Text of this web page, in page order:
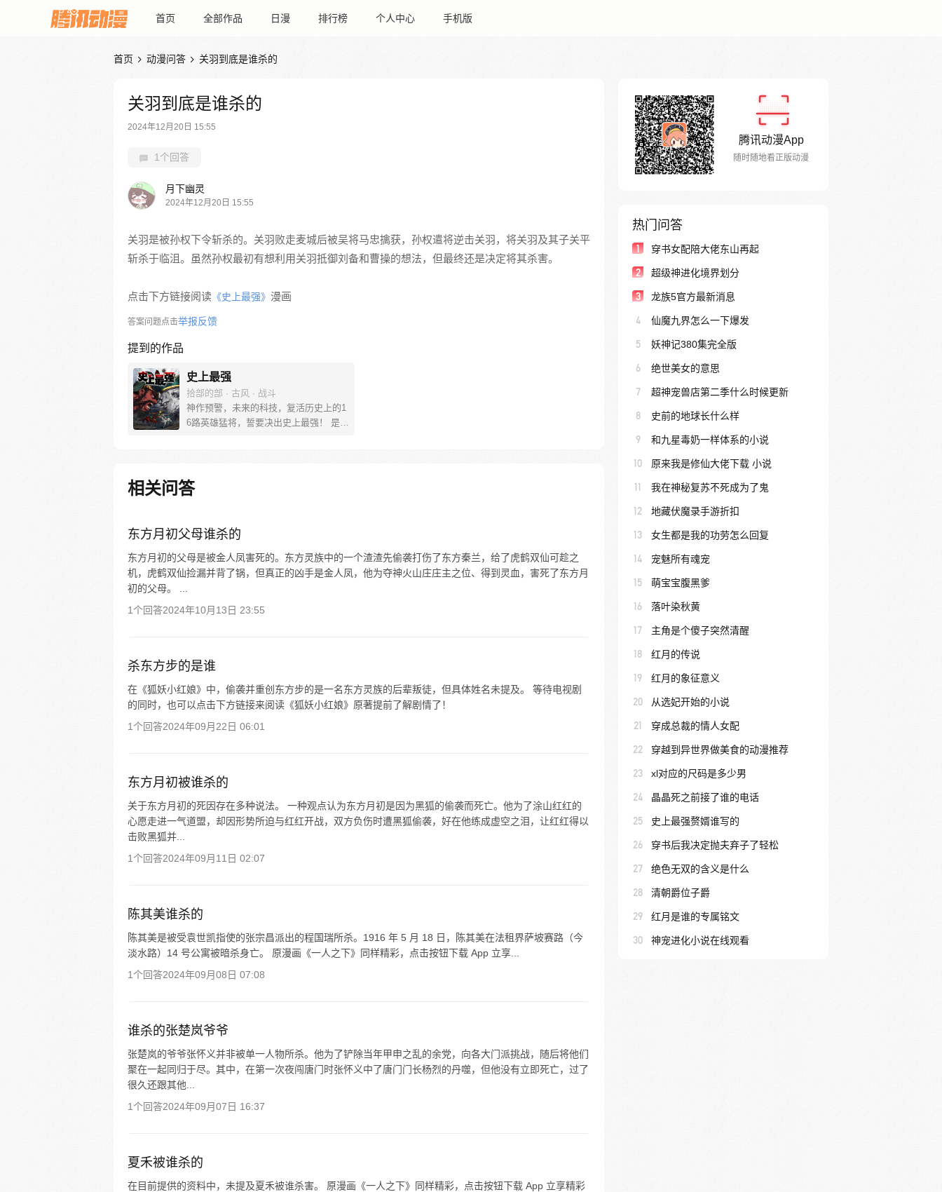
首页 全部作品 日漫 排行榜 个人中心 手机版
首页  动漫问答  关羽到底是谁杀的
关羽到底是谁杀的
2024年12月20日 15:55
1个回答
月下幽灵
2024年12月20日 15:55
关羽是被孙权下令斩杀的。关羽败走麦城后被吴将马忠擒获，孙权遣将逆击关羽，将关羽及其子关平
斩杀于临沮。虽然孙权最初有想利用关羽抵御刘备和曹操的想法，但最终还是决定将其杀害。
点击下方链接阅读 《史上最强》 漫画
答案问题点击举报反馈
提到的作品
史上最强
拾部的部 · 古风 · 战斗
神作预警，未来的科技，复活历史上的1
6路英雄猛将，誓要决出史上最强！ 是武
相关问答
东方月初父母谁杀的
东方月初的父母是被金人凤害死的。东方灵族中的一个渣渣先偷袭打伤了东方秦兰，给了虎鹤双仙可趁之
机，虎鹤双仙捡漏并背了锅，但真正的凶手是金人凤，他为夺神火山庄庄主之位、得到灵血，害死了东方月
初的父母。 ...
1个回答2024年10月13日 23:55
杀东方步的是谁
在《狐妖小红娘》中，偷袭并重创东方步的是一名东方灵族的后辈叛徒，但具体姓名未提及。 等待电视剧
的同时，也可以点击下方链接来阅读《狐妖小红娘》原著提前了解剧情了！
1个回答2024年09月22日 06:01
东方月初被谁杀的
关于东方月初的死因存在多种说法。 一种观点认为东方月初是因为黑狐的偷袭而死亡。他为了涂山红红的
心愿走进一气道盟，却因形势所迫与红红开战，双方负伤时遭黑狐偷袭，好在他练成虚空之泪，让红红得以
击败黑狐并...
1个回答2024年09月11日 02:07
陈其美谁杀的
陈其美是被受袁世凯指使的张宗昌派出的程国瑞所杀。1916 年 5 月 18 日，陈其美在法租界萨坡赛路（今
淡水路）14 号公寓被暗杀身亡。 原漫画《一人之下》同样精彩，点击按钮下载 App 立享...
1个回答2024年09月08日 07:08
谁杀的张楚岚爷爷
张楚岚的爷爷张怀义并非被单一人物所杀。他为了铲除当年甲申之乱的余党，向各大门派挑战，随后将他们
聚在一起同归于尽。其中，在第一次夜闯唐门时张怀义中了唐门门长杨烈的丹噬，但他没有立即死亡，过了
很久还跟其他...
1个回答2024年09月07日 16:37
夏禾被谁杀的
在目前提供的资料中，未提及夏禾被谁杀害。 原漫画《一人之下》同样精彩，点击按钮下载 App 立享精彩
腾讯动漫App
随时随地看正版动漫
热门问答
1 穿书女配陪大佬东山再起
2 超级神进化境界划分
3 龙族5官方最新消息
4 仙魔九界怎么一下爆发
5 妖神记380集完全版
6 绝世美女的意思
7 超神宠兽店第二季什么时候更新
8 史前的地球长什么样
9 和九星毒奶一样体系的小说
10 原来我是修仙大佬下载 小说
11 我在神秘复苏不死成为了鬼
12 地藏伏魔录手游折扣
13 女生都是我的功劳怎么回复
14 宠魅所有魂宠
15 萌宝宝腹黑爹
16 落叶染秋黄
17 主角是个傻子突然清醒
18 红月的传说
19 红月的象征意义
20 从选妃开始的小说
21 穿成总裁的情人女配
22 穿越到异世界做美食的动漫推荐
23 xl对应的尺码是多少男
24 晶晶死之前接了谁的电话
25 史上最强赘婿谁写的
26 穿书后我决定抛夫弃子了轻松
27 绝色无双的含义是什么
28 清朝爵位子爵
29 红月是谁的专属铭文
30 神宠进化小说在线观看